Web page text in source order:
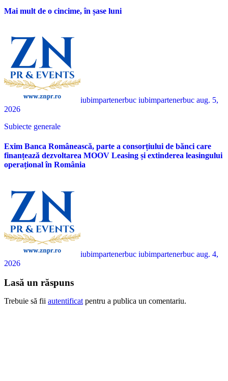
Mai mult de o cincime, în șase luni
iubimpartenerbuc iubimpartenerbuc aug. 5,
2026
Subiecte generale
Exim Banca Românească, parte a consorțiului de bănci care
finanțează dezvoltarea MOOV Leasing și extinderea leasingului
operațional în România
iubimpartenerbuc iubimpartenerbuc aug. 4,
2026
Lasă un răspuns
Trebuie să fii autentificat pentru a publica un comentariu.